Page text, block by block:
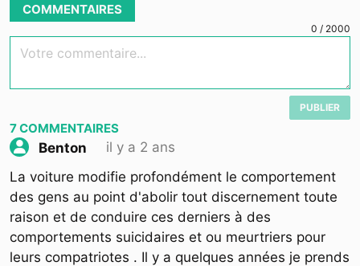
COMMENTAIRES
0 / 2000
Votre commentaire...
PUBLIER
7COMMENTAIRES
Benton
il y a 2 ans
La voiture modifie profondément le comportement
des gens au point d'abolir tout discernement toute
raison et de conduire ces derniers à des
comportements suicidaires et ou meurtriers pour
leurs compatriotes . Il y a quelques années je prends